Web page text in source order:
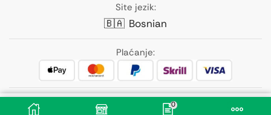
0
Site jezik:
🇧🇦 Bosnian
Plaćanje:
Pratite nas: